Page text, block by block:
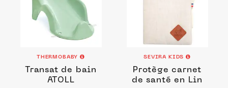
THERMOBABY
Transat de bain
ATOLL
SEVIRA KIDS
Protège carnet
de santé en Lin